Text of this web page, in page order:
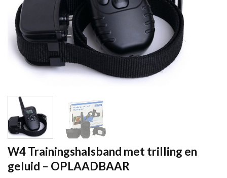
W4 Trainingshalsband met trilling en
geluid – OPLAADBAAR